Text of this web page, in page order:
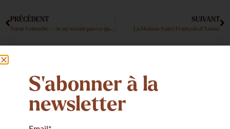
PRÉCÉDENT
Sœur Colombe : « Je ne savais pas ce qu’était une bonne sœur »
SUIVANT
La Maison Saint François d’Assise
S'abonner à la
newsletter